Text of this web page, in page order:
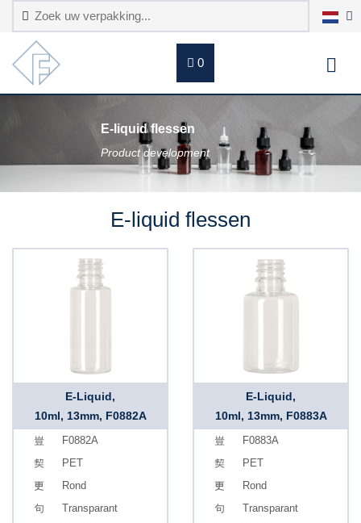
0
E-liquid flessen
Product development
E-liquid flessen
E-Liquid,
10ml, 13mm, F0882A
F0882A
PET
Rond
Transparant
E-Liquid,
10ml, 13mm, F0883A
F0883A
PET
Rond
Transparant